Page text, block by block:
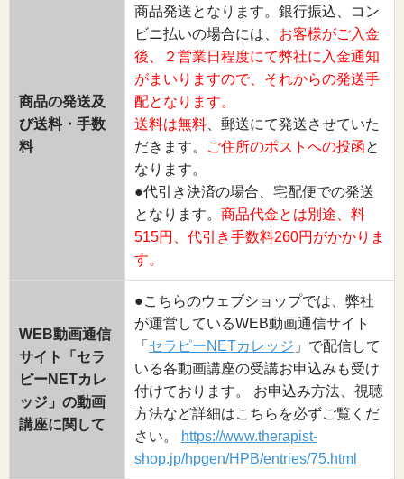
商品の発送及
び送料・手数
料
商品発送となります。銀行振込、コン
ビニ払いの場合には、 お客様がご入金
後、２営業日程度にて弊社に入金通知
がまいりますので、それからの発送手
配となります。
送料は無料 、郵送にて発送させていた
だきます。
ご住所のポストへの投函と
なります。
●代引き決済の場合、宅配便での発送
となります。 商品代金とは別途、料
515円、代引き手数料260円がかかりま
す。
WEB動画通信
サイト「セラ
ピーNETカレ
ッジ」の動画
講座に関して
●こちらのウェブショップでは、弊社
が運営しているWEB動画通信サイト
「 セラピーNETカレッジ 」で配信して
いる各動画講座の受講お申込みも受け
付けております。 お申込み方法、視聴
方法など詳細はこちらを必ずご覧くだ
さい。
https://www.therapist-
shop.jp/hpgen/HPB/entries/75.html